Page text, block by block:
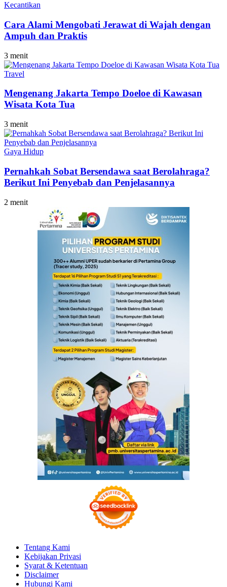
Kecantikan
Cara Alami Mengobati Jerawat di Wajah dengan
Ampuh dan Praktis
3 menit
Travel
Mengenang Jakarta Tempo Doeloe di Kawasan
Wisata Kota Tua
3 menit
Gaya Hidup
Pernahkah Sobat Bersendawa saat Berolahraga?
Berikut Ini Penyebab dan Penjelasannya
2 menit
Tentang Kami
Kebijakan Privasi
Syarat & Ketentuan
Disclaimer
Hubungi Kami